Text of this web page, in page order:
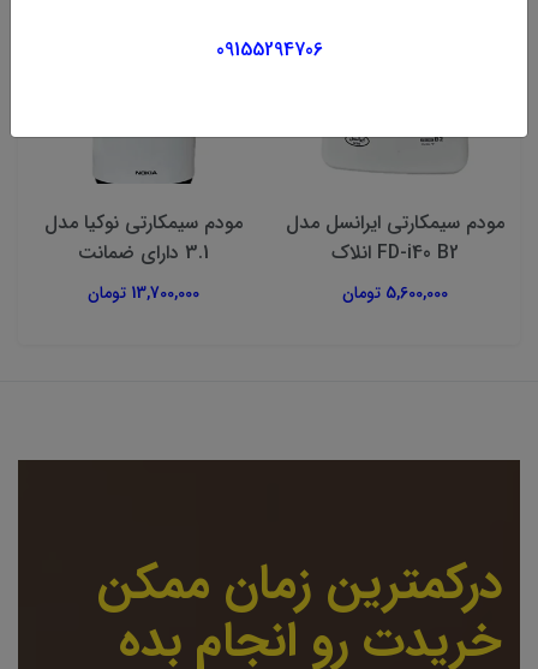
09155294706
مودم سیمکارتی ایرانسل مدل
FD-i40 B2 انلاک
5,600,000 تومان
مودم سیمکارتی نوکیا مدل
3.1 دارای ضمانت
13,700,000 تومان
درکمترین زمان ممکن
خریدت رو انجام بده